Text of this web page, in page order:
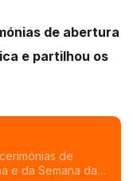
de abertura
e partilhou os
de
e da Semana da